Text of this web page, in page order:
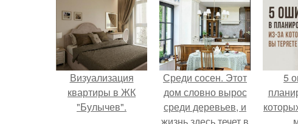
Визуализация
квартиры в ЖК
"Булычев".
Среди сосен. Этот
дом словно вырос
среди деревьев, и
5